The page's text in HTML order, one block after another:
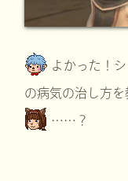
よかった！
の病気の治し方を
……？